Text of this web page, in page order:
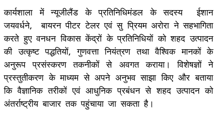
कार्यशाला में न्यूजीलैंड के प्रतिनिधिमंडल के सदस्य ईशान
जयवर्धने, बायरन पीटर टेलर एवं सु प्रियम अरोरा ने सहभागिता
करते हुए वनधन विकास केंद्रों के प्रतिनिधियों को शहद उत्पादन
की उत्कृष्ट पद्धतियों, गुणवत्ता नियंत्रण तथा वैश्विक मानकों के
अनुरूप प्रसंस्करण तकनीकों से अवगत कराया। विशेषज्ञों ने
प्रस्तुतीकरण के माध्यम से अपने अनुभव साझा किए और बताया
कि वैज्ञानिक तरीकों एवं आधुनिक प्रबंधन से शहद उत्पादन को
अंतर्राष्ट्रीय बाजार तक पहुंचाया जा सकता है।